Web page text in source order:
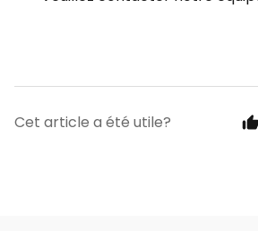
Cet article a été utile?